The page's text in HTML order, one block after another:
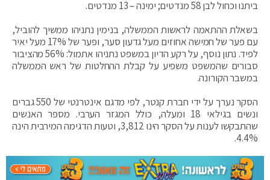
ביתנו וכחול לבן 58 מנדטים; ימינה – 13 מנדטים.
בשאלת ההתאמה לראשות הממשלה, בנימין נתניהו ממשיך להוביל,
עם פער של חמישה אחוזים מעל גדעון סער, ופער של 17% מעל יאיר
לפיד. נתון נוסף, על רקע הדיון במשפט נתניהו אתמול: 56% מהציבור
סבורים שהמשפט משפיע על קבלת ההחלטות של ראש הממשלה
במשבר הקורונה.
הסקר נערך על ידי חברת קנטר, לפי מדגם אינטרנטי של 550 גברים
ונשים בגילאי 18 ומעלה, כולל המגזר הערבי. מספר האנשים
שהתבקשו לענות על הסקר הינו 3,812, וטעות הדגימה המירבית הינה
4.4%.